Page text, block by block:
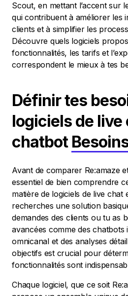
Scout, en mettant l’accent sur
qui contribuent à améliorer les
clients et à simplifier les
Découvre quels logiciels
fonctionnalités, les tarifs et
correspondent le mieux à tes
Définir tes
logiciels de live
chatbot
Avant de comparer Re:amaze
essentiel de bien comprendre
matière de logiciels de live chat
recherches une solution
demandes des clients ou tu as
avancées comme des
omnicanal et des analyses
objectifs est crucial pour
fonctionnalités sont
Chaque logiciel, que ce soit